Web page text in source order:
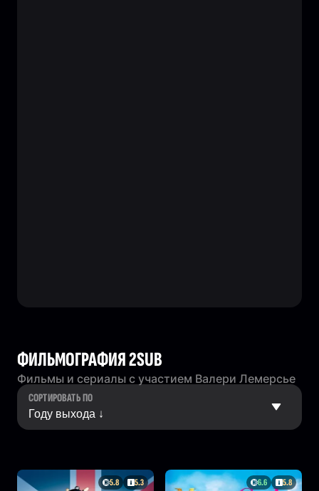
ФИЛЬМОГРАФИЯ 2SUB
Фильмы и сериалы с участием Валери Лемерсье
СОРТИРОВАТЬ ПО
5.8 5.3 6.6 5.8